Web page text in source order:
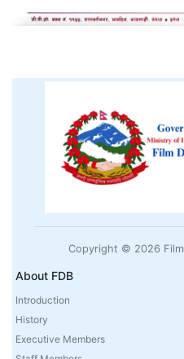
Copyright © 2026 Film
About FDB
Introduction
History
Executive Members